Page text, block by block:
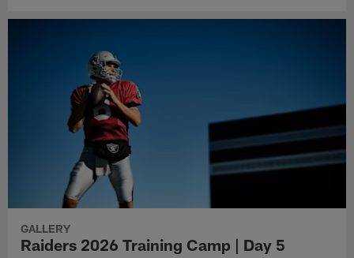
GALLERY
Raiders 2026 Training Camp | Day 5